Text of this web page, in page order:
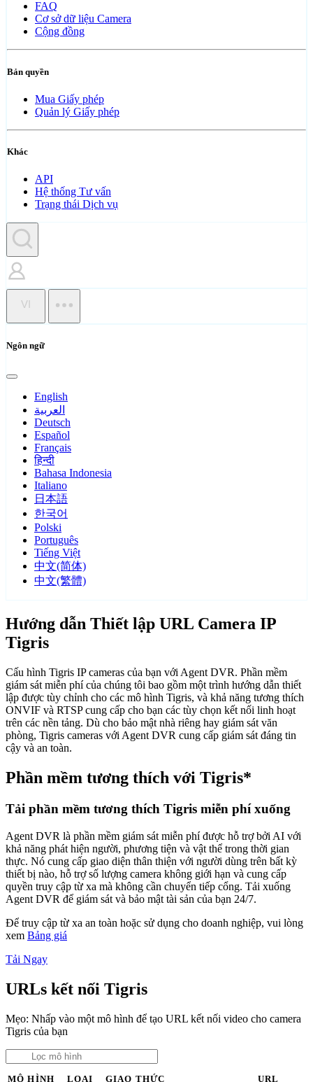
FAQ
Cơ sở dữ liệu Camera
Cộng đồng
Bản quyền
Mua Giấy phép
Quản lý Giấy phép
Khác
API
Hệ thống Tư vấn
Trạng thái Dịch vụ
VI
Ngôn ngữ
English
العربية
Deutsch
Español
Français
हिन्दी
Bahasa Indonesia
Italiano
日本語
한국어
Polski
Português
Tiếng Việt
中文(简体)
中文(繁體)
Hướng dẫn Thiết lập URL Camera IP
Tigris
Cấu hình Tigris IP cameras của bạn với Agent DVR. Phần mềm
giám sát miễn phí của chúng tôi bao gồm một trình hướng dẫn thiết
lập được tùy chỉnh cho các mô hình Tigris, và khả năng tương thích
ONVIF và RTSP cung cấp cho bạn các tùy chọn kết nối linh hoạt
trên các nền tảng. Dù cho bảo mật nhà riêng hay giám sát văn
phòng, Tigris cameras với Agent DVR cung cấp giám sát đáng tin
cậy và an toàn.
Phần mềm tương thích với Tigris*
Tải phần mềm tương thích Tigris miễn phí xuống
Agent DVR là phần mềm giám sát miễn phí được hỗ trợ bởi AI với
khả năng phát hiện người, phương tiện và vật thể trong thời gian
thực. Nó cung cấp giao diện thân thiện với người dùng trên bất kỳ
thiết bị nào, hỗ trợ số lượng camera không giới hạn và cung cấp
quyền truy cập từ xa mà không cần chuyển tiếp cổng. Tải xuống
Agent DVR để giám sát và bảo mật tài sản của bạn 24/7.
Để truy cập từ xa an toàn hoặc sử dụng cho doanh nghiệp, vui lòng
xem Bảng giá
Tải Ngay
URLs kết nối Tigris
Mẹo: Nhấp vào một mô hình để tạo URL kết nối video cho camera
Tigris của bạn
MÔ HÌNH LOẠI GIAO THỨC URL